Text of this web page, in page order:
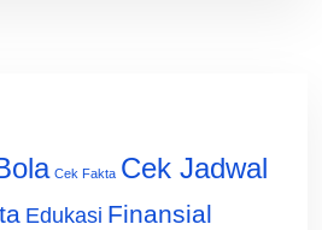
Cek Fakta Cek Jadwal
Edukasi Finansial